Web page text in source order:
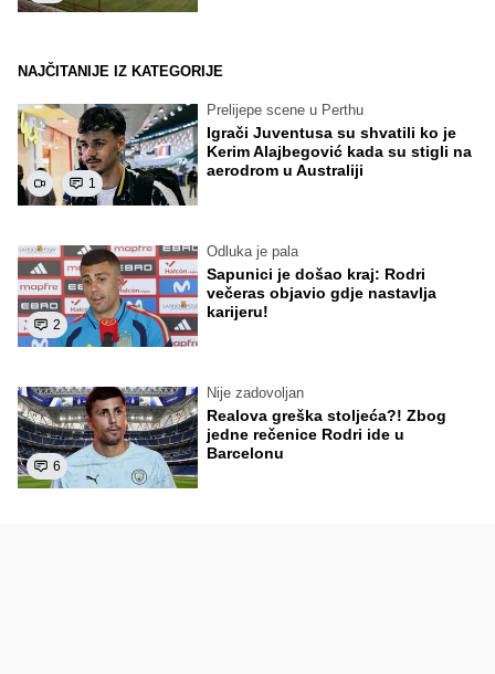
NAJČITANIJE IZ KATEGORIJE
1
Prelijepe scene u Perthu
Igrači Juventusa su shvatili ko je
Kerim Alajbegović kada su stigli na
aerodrom u Australiji
2
Odluka je pala
Sapunici je došao kraj: Rodri
večeras objavio gdje nastavlja
karijeru!
6
Nije zadovoljan
Realova greška stoljeća?! Zbog
jedne rečenice Rodri ide u
Barcelonu